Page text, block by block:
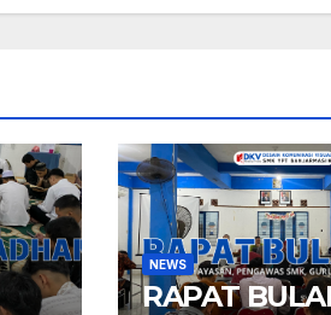
H
NEWS
RAPAT